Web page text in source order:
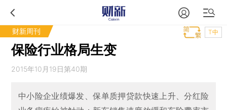
财新周刊 T中
保险行业格局生变
2015年10月19日第40期
中小险企业绩爆发、保单质押贷款快速上升、分红险